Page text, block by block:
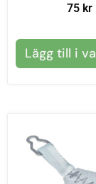
75 kr
Lägg till i